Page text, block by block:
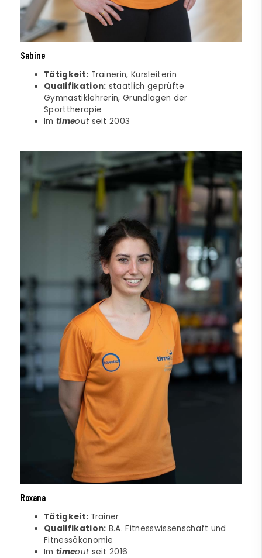
Sabine
Tätigkeit: Trainerin, Kursleiterin
Qualifikation: staatlich geprüfte
Gymnastiklehrerin, Grundlagen der
Sporttherapie
Im timeout seit 2003
Roxana
Tätigkeit: Trainer
Qualifikation: B.A. Fitnesswissenschaft und
Fitnessökonomie
Im timeout seit 2016